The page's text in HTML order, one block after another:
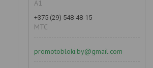
А1
+375 (29) 548-48-15
MTC
promotobloki.by@gmail.com